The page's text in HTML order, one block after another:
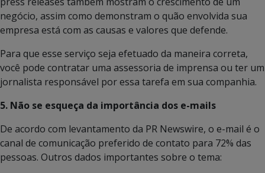
negócio, assim como demonstram o quão envolvida sua
empresa está com as causas e valores que defende.
Para que esse serviço seja efetuado da maneira correta,
você pode contratar uma assessoria de imprensa ou ter um
jornalista responsável por essa tarefa em sua companhia.
5. Não se esqueça da importância dos e-mails
De acordo com levantamento da PR Newswire, o e-mail é o
canal de comunicação preferido de contato para 72% das
pessoas. Outros dados importantes sobre o tema: